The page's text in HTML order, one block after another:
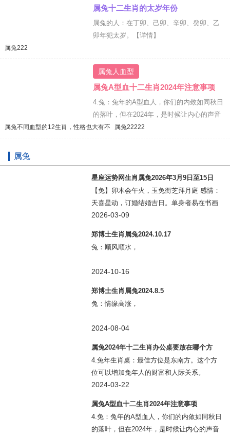
属兔十二生肖的太岁年份
属兔的人：在丁卯、己卯、辛卯、癸卯、乙
卯年犯太岁。
【详情】
属兔222
属兔人血型
属兔A型血十二生肖2024年注意事项
4.兔：兔年的A型血人，你们的内敛如同秋日
的落叶，但在2024年，是时候让内心的声音
如同冬日的暖阳一般，穿透沉默的屏障，照
亮周围的世界。【详情】
属兔不同血型的12生肖，性格也大有不
同
属兔22222
属兔
星座运势网生肖属兔2026年3月9日至15日
【兔】卯木会午火，玉兔衔芝拜月庭 感情：
天喜星动，订婚结婚吉日。单身者易在书画
展览结良缘，但卯午相破，忌言语锋芒。 事
发。但破碎星扰，重要会议避
2026-03-09
郑博士生肖属兔2024.10.17
兔：顺风顺水，
2024-10-16
郑博士生肖属兔2024.8.5
兔：情缘高涨，
2024-08-04
属兔2024年十二生肖办公桌要放在哪个方
位？
4.兔年生肖桌：最佳方位是东南方。这个方
位可以增加兔年人的财富和人际关系。
2024-03-22
属兔A型血十二生肖2024年注意事项
4.兔：兔年的A型血人，你们的内敛如同秋日
的落叶，但在2024年，是时候让内心的声音